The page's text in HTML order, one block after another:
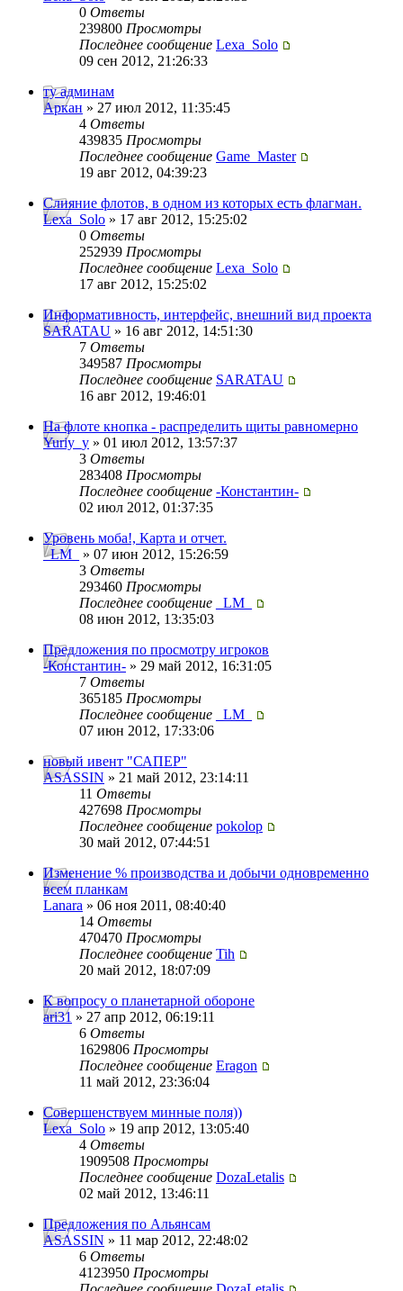
0 Ответы
239800 Просмотры
Последнее сообщение Lexa_Solo
09 сен 2012, 21:26:33
ту админам
Аркан » 27 июл 2012, 11:35:45
4 Ответы
439835 Просмотры
Последнее сообщение Game_Master
19 авг 2012, 04:39:23
Слияние флотов, в одном из которых есть флагман.
Lexa_Solo » 17 авг 2012, 15:25:02
0 Ответы
252939 Просмотры
Последнее сообщение Lexa_Solo
17 авг 2012, 15:25:02
Информативность, интерфейс, внешний вид проекта
SARATAU » 16 авг 2012, 14:51:30
7 Ответы
349587 Просмотры
Последнее сообщение SARATAU
16 авг 2012, 19:46:01
На флоте кнопка - распределить щиты равномерно
Yuriy_y » 01 июл 2012, 13:57:37
3 Ответы
283408 Просмотры
Последнее сообщение -Константин-
02 июл 2012, 01:37:35
Уровень моба!, Карта и отчет.
_LM_
» 07 июн 2012, 15:26:59
3 Ответы
293460 Просмотры
Последнее сообщение
_LM_
08 июн 2012, 13:35:03
Предложения по просмотру игроков
-Константин- » 29 май 2012, 16:31:05
7 Ответы
365185 Просмотры
Последнее сообщение
_LM_
07 июн 2012, 17:33:06
новый ивент "САПЕР"
ASASSIN » 21 май 2012, 23:14:11
11 Ответы
427698 Просмотры
Последнее сообщение pokolop
30 май 2012, 07:44:51
Изменение % производства и добычи одновременно
всем планкам
Lanara » 06 ноя 2011, 08:40:40
14 Ответы
470470 Просмотры
Последнее сообщение Tih
20 май 2012, 18:07:09
К вопросу о планетарной обороне
ari31 » 27 апр 2012, 06:19:11
6 Ответы
1629806 Просмотры
Последнее сообщение Eragon
11 май 2012, 23:36:04
Совершенствуем минные поля))
Lexa_Solo » 19 апр 2012, 13:05:40
4 Ответы
1909508 Просмотры
Последнее сообщение DozaLetalis
02 май 2012, 13:46:11
Предложения по Альянсам
ASASSIN » 11 мар 2012, 22:48:02
6 Ответы
4123950 Просмотры